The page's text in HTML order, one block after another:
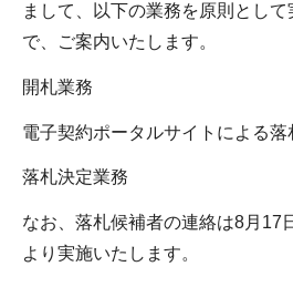
まして、以下の業務を原則とし
で、ご案内いたします。
開札業務
電子契約ポータルサイトによる
落札決定業務
なお、落札候補者の連絡は8月17
より実施いたします。